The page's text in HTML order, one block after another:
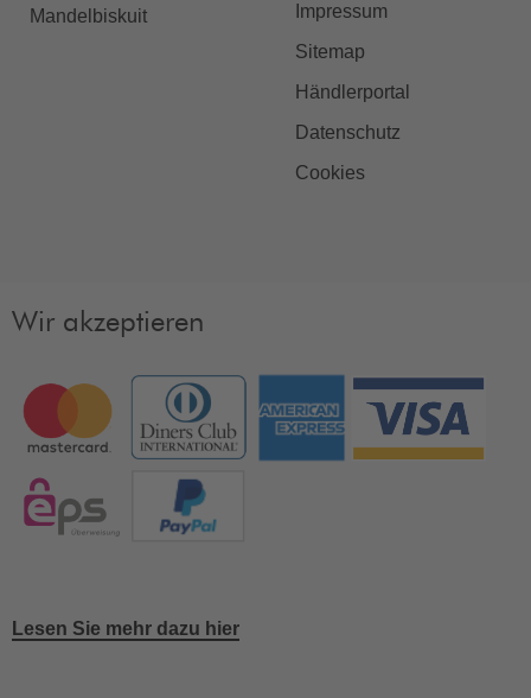
Mandelbiskuit
Impressum
Sitemap
Händlerportal
Datenschutz
Cookies
Wir akzeptieren
Lesen Sie mehr dazu hier